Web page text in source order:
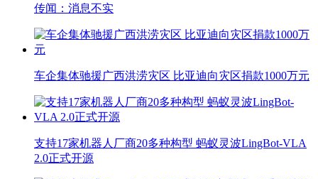
传闻：消息不实
车企集体驰援广西洪涝灾区 比亚迪向灾区捐款1000万元
支持17家机器人厂商20多种构型 蚂蚁灵波LingBot-VLA
2.0正式开源